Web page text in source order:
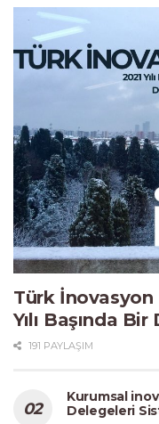
Türk İnovasyon
Yılı Başında
191 PAYLAŞIM
Kurumsal
Delegeleri